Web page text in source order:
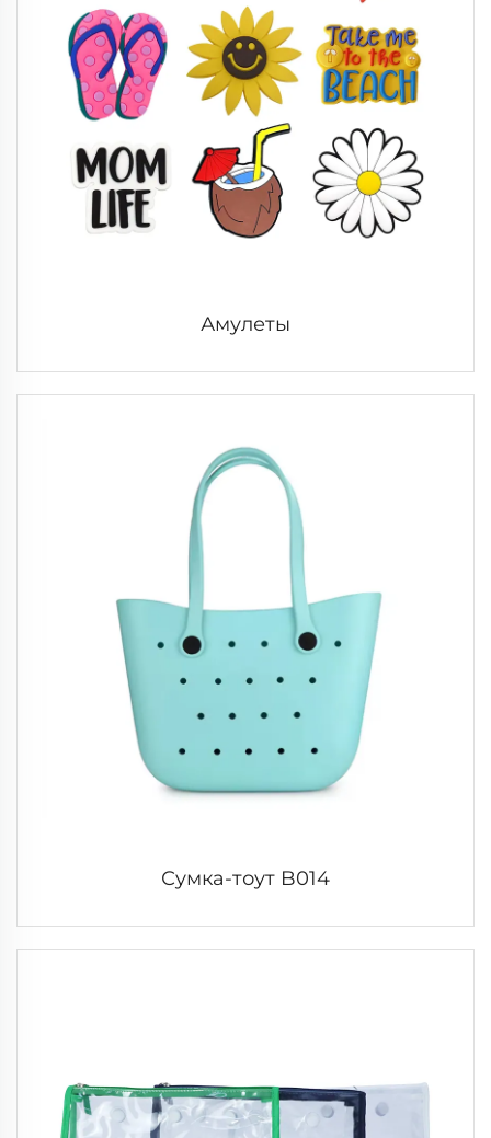
Амулеты
Сумка-тоут B014